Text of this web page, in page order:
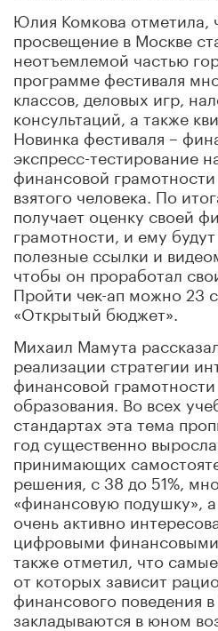
Юлия Комкова отметила,
просвещение в Москве
неотъемлемой частью
программе фестиваля
классов, деловых игр,
консультаций, а также
Новинка фестиваля –
экспресс-тестирование
финансовой
взятого человека. По
получает оценку своей
грамотности, и ему
полезные ссылки и
чтобы он проработал
Пройти чек-ап можно 23
«Открытый бюджет».
Михаил Мамута
реализации стратегии
финансовой
образования. Во всех
стандартах эта тема
год существенно
принимающих
решения, с 38 до 51%,
«финансовую подушку»,
очень активно
цифровыми
также отметил, что
от которых зависит
финансового поведения
закладываются в юном